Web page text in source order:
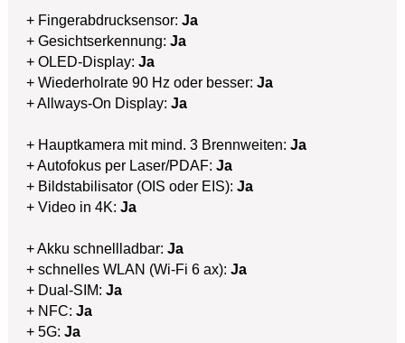
+ Fingerabdrucksensor: Ja
+ Gesichtserkennung: Ja
+ OLED-Display: Ja
+ Wiederholrate 90 Hz oder besser: Ja
+ Allways-On Display: Ja
+ Hauptkamera mit mind. 3 Brennweiten: Ja
+ Autofokus per Laser/PDAF: Ja
+ Bildstabilisator (OIS oder EIS): Ja
+ Video in 4K: Ja
+ Akku schnellladbar: Ja
+ schnelles WLAN (Wi-Fi 6 ax): Ja
+ Dual-SIM: Ja
+ NFC: Ja
+ 5G: Ja